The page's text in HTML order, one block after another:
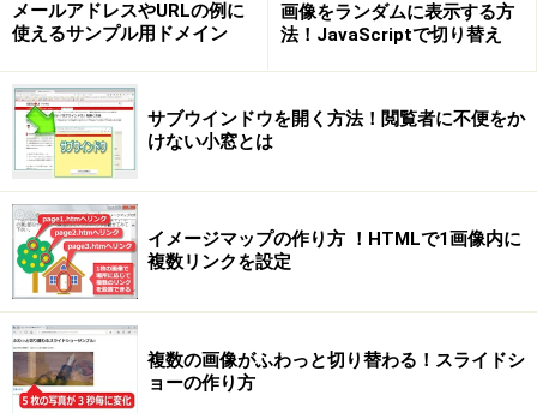
メールアドレスやURLの例に
使えるサンプル用ドメイン
画像をランダムに表示する方
法！JavaScriptで切り替え
サブウインドウを開く方法！閲覧者に不便をか
けない小窓とは
イメージマップの作り方 ！HTMLで1画像内に
複数リンクを設定
複数の画像がふわっと切り替わる！スライドシ
ョーの作り方